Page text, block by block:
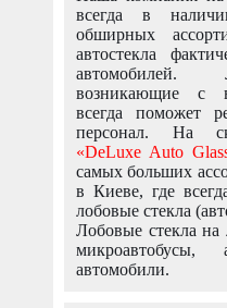
всегда в
обширных
автостекла
возникающие с
всегда поможет
персонал. На
«DeLuxe Auto
самых больших
в Киеве, где
лобовые стекла
Лобовые стекла на
микроавтобусы,
автомобили.